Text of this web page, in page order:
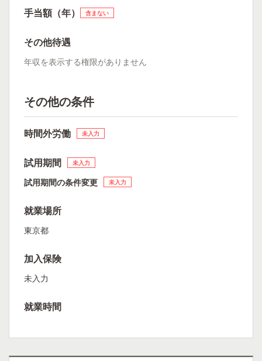
手当額（年） 含まない
その他待遇
年収を表示する権限がありません
その他の条件
時間外労働 未入力
試用期間 未入力
試用期間の条件変更 未入力
就業場所
東京都
加入保険
未入力
就業時間